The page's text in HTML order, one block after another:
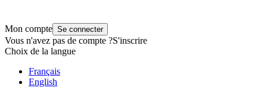
Mon compte Se connecter
Vous n'avez pas de compte ?S'inscrire
Choix de la langue
Français
English